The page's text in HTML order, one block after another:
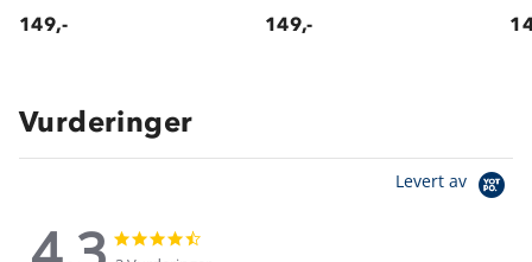
149,- 149,-
Vurderinger
Levert av
4.3